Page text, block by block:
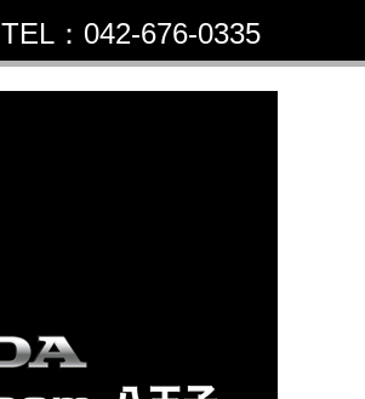
TEL：042-676-0335